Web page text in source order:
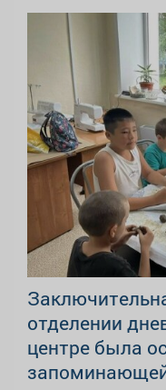
отделении
центре была